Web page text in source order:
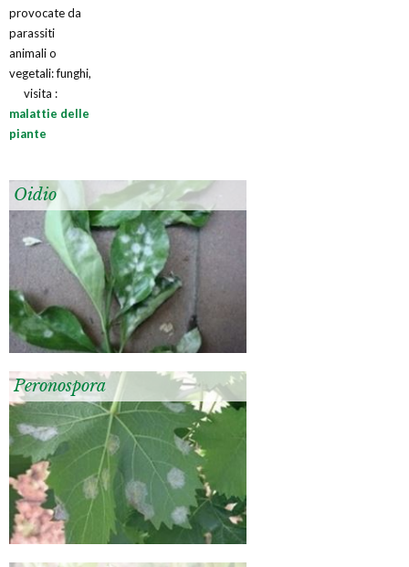
provocate da
parassiti
animali o
vegetali: funghi,
visita :
malattie delle
piante
Oidio
Peronospora